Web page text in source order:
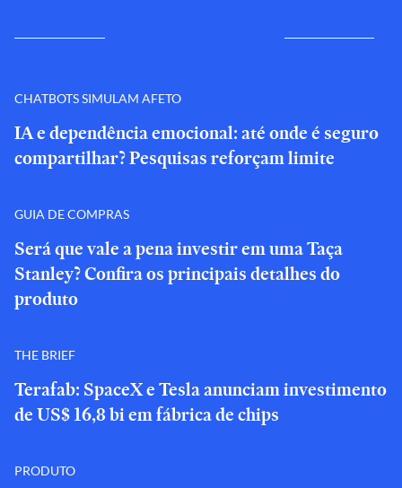
CHATBOTS SIMULAM AFETO
IA e dependência emocional: até onde é seguro
compartilhar? Pesquisas reforçam limite
GUIA DE COMPRAS
Será que vale a pena investir em uma Taça
Stanley? Confira os principais detalhes do
produto
THE BRIEF
Terafab: SpaceX e Tesla anunciam investimento
de US$ 16,8 bi em fábrica de chips
PRODUTO